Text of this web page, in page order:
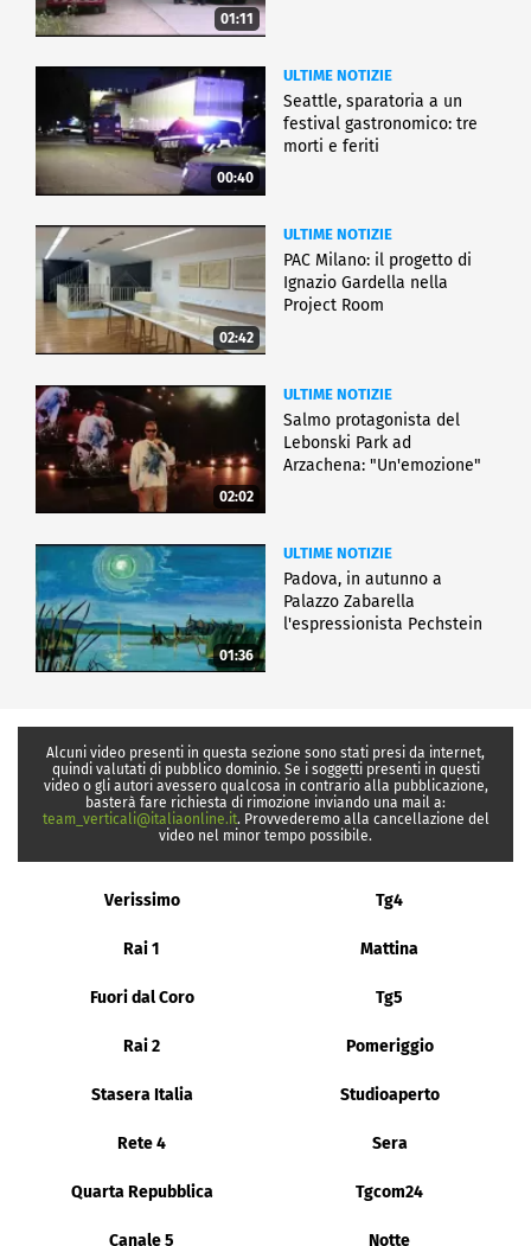
01:11
00:40
ULTIME NOTIZIE
Seattle, sparatoria a un
festival gastronomico: tre
morti e feriti
02:42
ULTIME NOTIZIE
PAC Milano: il progetto di
Ignazio Gardella nella
Project Room
02:02
ULTIME NOTIZIE
Salmo protagonista del
Lebonski Park ad
Arzachena: "Un'emozione"
01:36
ULTIME NOTIZIE
Padova, in autunno a
Palazzo Zabarella
l'espressionista Pechstein
Alcuni video presenti in questa sezione sono stati presi da internet,
quindi valutati di pubblico dominio. Se i soggetti presenti in questi
video o gli autori avessero qualcosa in contrario alla pubblicazione,
basterà fare richiesta di rimozione inviando una mail a:
team_verticali@italiaonline.it. Provvederemo alla cancellazione del
video nel minor tempo possibile.
Verissimo Tg4
Rai 1 Mattina
Fuori dal Coro Tg5
Rai 2 Pomeriggio
Stasera Italia Studioaperto
Rete 4 Sera
Quarta Repubblica Tgcom24
Canale 5 Notte